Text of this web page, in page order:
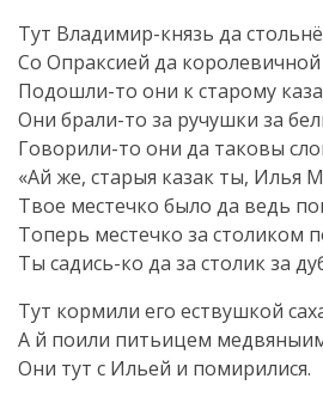
Тут Владимир-князь да
Со Опраксией да королевичной
Подошли-то они к старому
Они брали-то за ручушки за
Говорили-то они да таковы
«Ай же, старыя казак ты, Илья
Твое местечко было да ведь
Топерь местечко за столиком
Ты садись-ко да за столик за
Тут кормили его ествушкой
А й поили питьицем
Они тут с Ильей и помирилися.